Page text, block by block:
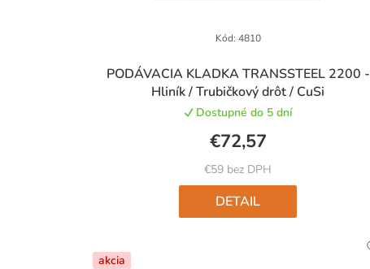
PODÁVACIA KLADKA TRANSSTEEL 2200 -
Hliník / Trubičkový drôt / CuSi
Dostupné do 5 dní
€59 bez DPH
€72,57
DETAIL
Kód: 4810
akcia